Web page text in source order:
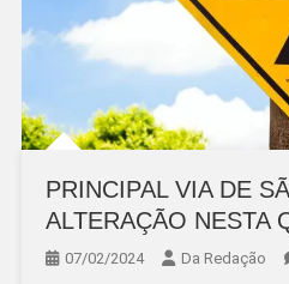
PRINCIPAL VIA DE
ALTERAÇÃO NESTA
07/02/2024 Da Redação